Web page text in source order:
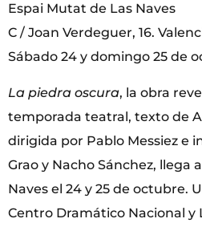
Espai Mutat de Las Naves
C / Joan Verdeguer, 16.
Sábado 24 y domingo 25 de
La piedra oscura, la obra
temporada teatral, texto de
dirigida por Pablo Messiez e
Grao y Nacho Sánchez, llega
Naves el 24 y 25 de octubre.
Centro Dramático Nacional y